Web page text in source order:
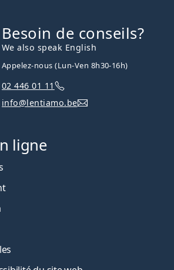
Besoin de conseils?
We also speak English
Appelez-nous (Lun-Ven 8h30-16h)
02 446 01 11
info@lentiamo.be
ligne